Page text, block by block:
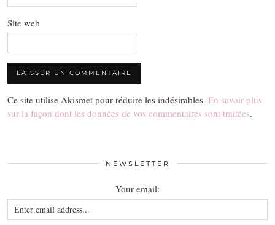
Site web
Ce site utilise Akismet pour réduire les indésirables. En savoir plus
sur la façon dont les données de vos commentaires sont traitées.
NEWSLETTER
Your email: